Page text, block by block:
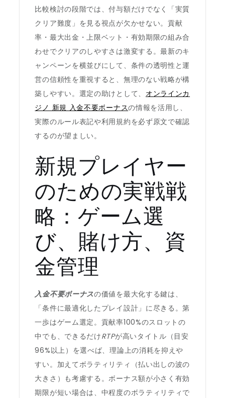
比較検討の段階では、付与額だけでなく「実質
クリア難度」を見る視点が欠かせない。貢献
率・最大出金・上限ベット・有効期限の組み合
わせでクリアのしやすさは激変する。最新のキ
ャンペーンを横並びにして、条件の透明性と運
営の信頼性を重視すると、無理のない戦略が構
築しやすい。選定の助けとして、 オンラインカ
ジノ 新規 入金不要ボーナスの情報を活用し、
実際のルール表記や利用規約を必ず原文で確認
するのが望ましい。
新規プレイヤー
のための実戦戦
略：ゲーム選
び、賭け方、資
金管理
入金不要ボーナスの価値を最大化する鍵は、
「条件に最適化したプレイ設計」に尽きる。第
一歩はゲーム選定。貢献率100%のスロットの
中でも、できるだけRTPが高いタイトル（目安
96%以上）を選べば、理論上の消耗を抑えや
すい。加えてボラティリティ（払い出しの波の
大きさ）も考慮する。ボーナス額が小さく有効
期限が短い場合は、中程度のボラティリティで